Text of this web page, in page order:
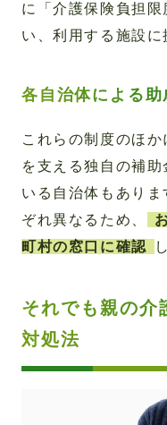
に「介護保険負担
い、利用する施設に
各自治体による助
これらの制度のほ
を支える独自の補
いる自治体もあり
ぞれ異なるため、
町村の窓口に確認
それでも親の介
対処法